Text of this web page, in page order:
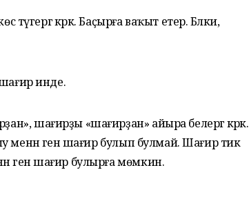
түгергә кәрәк. Баҫырға ваҡыт етер. Бәлки,
инде.
шағирҙы «шағирҙан» айыра белергә кәрәк.
менән генә шағир булып булмай. Шағир тик
генә шағир булырға мөмкин.